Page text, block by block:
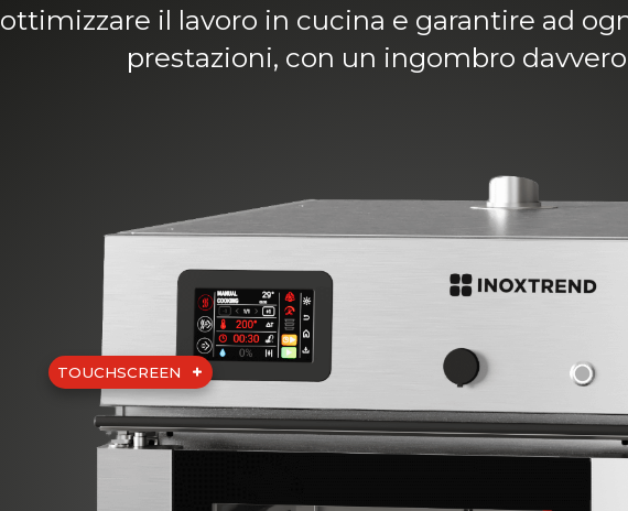
ottimizzare il lavoro in cucina e garantire ad
prestazioni, con un ingombro
TOUCHSCREEN